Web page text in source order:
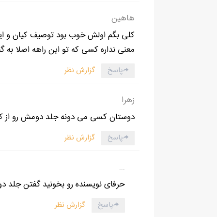
با دیدن چهره‌ی درهم سپهر، کلافه نفسم رو
- نگو کار نمی‌کنن که همین‌جا سرم رو می‌کوبم به
به‌سمتم برگشت و با شیطنت بهم خیره شد،
- بزن ببینم چه صدایی تولید می‌کنه! دیدی
با حرص دستم رو پشت‌سرش گذاشتم و سرش رو
سرش رو از زیر دستم بیرون کشید، با صدایی
هاهین
کلی بگم اولش خوب بود توصیف کیان و
معنی نداره کسی که تو این راهه اصلا به
پاسخ گزارش نظر
زهرا
دوستان کسی می دونه جلد دومش رو از
پاسخ گزارش نظر
...
حرفای نویسنده رو بخونید گفتن جلد
پاسخ گزارش نظر